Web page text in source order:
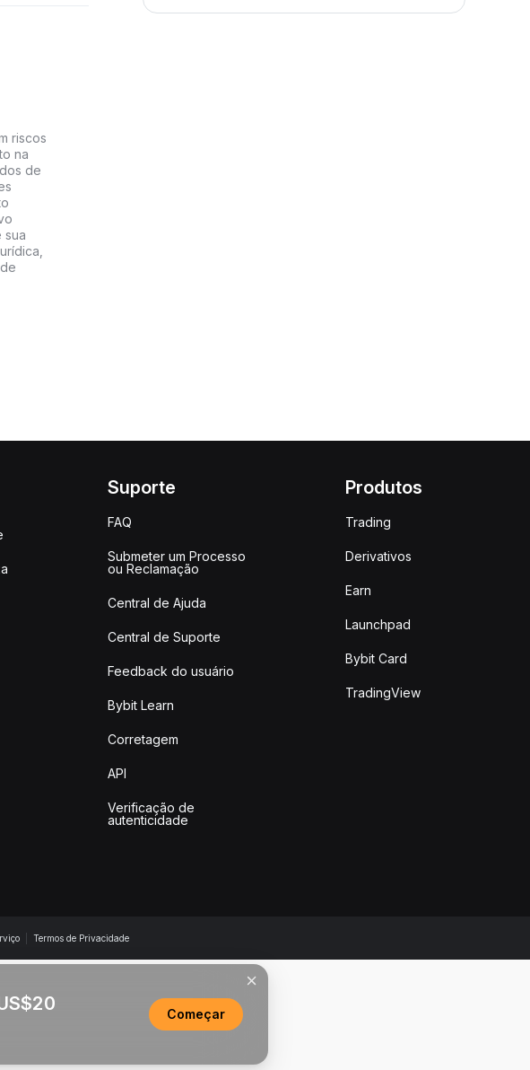
riscos
na
de
sua
Suporte
FAQ
Submeter um Processo
ou Reclamação
Central de Ajuda
Central de Suporte
Feedback do usuário
Bybit Learn
Corretagem
API
Verificação de
autenticidade
Produtos
Trading
Derivativos
Earn
Launchpad
Bybit Card
TradingView
Termos de Privacidade
Começar